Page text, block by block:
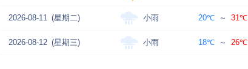
2026-08-11 (星期二) 小雨 20℃ ～ 31℃
2026-08-12 (星期三) 小雨 18℃ ～ 26℃